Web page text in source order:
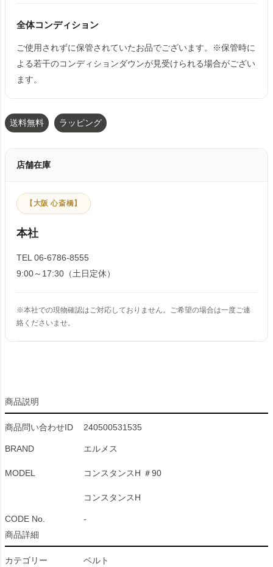
全体コンディション
ご使用されずに保管されていたお品でございます。※保管時に
よる若干のコンディションダウンが見受けられる場合がござい
ます。
送料無料 ラッピング
店舗在庫
【大阪 心斎橋】
本社
TEL 06-6786-8555
9:00～17:30（土日定休）
※本社での現物確認はご対応しておりません。ご希望の場合は一度ご連
絡くださいませ。
商品説明
商品問い合わせID 240500531535
BRAND エルメス
MODEL コンスタンスH ＃90
コンスタンスH
CODE No.
-
商品詳細
カテゴリー ベルト